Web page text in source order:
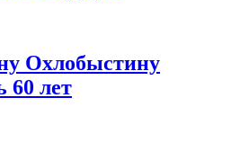
Охлобыстину
60 лет